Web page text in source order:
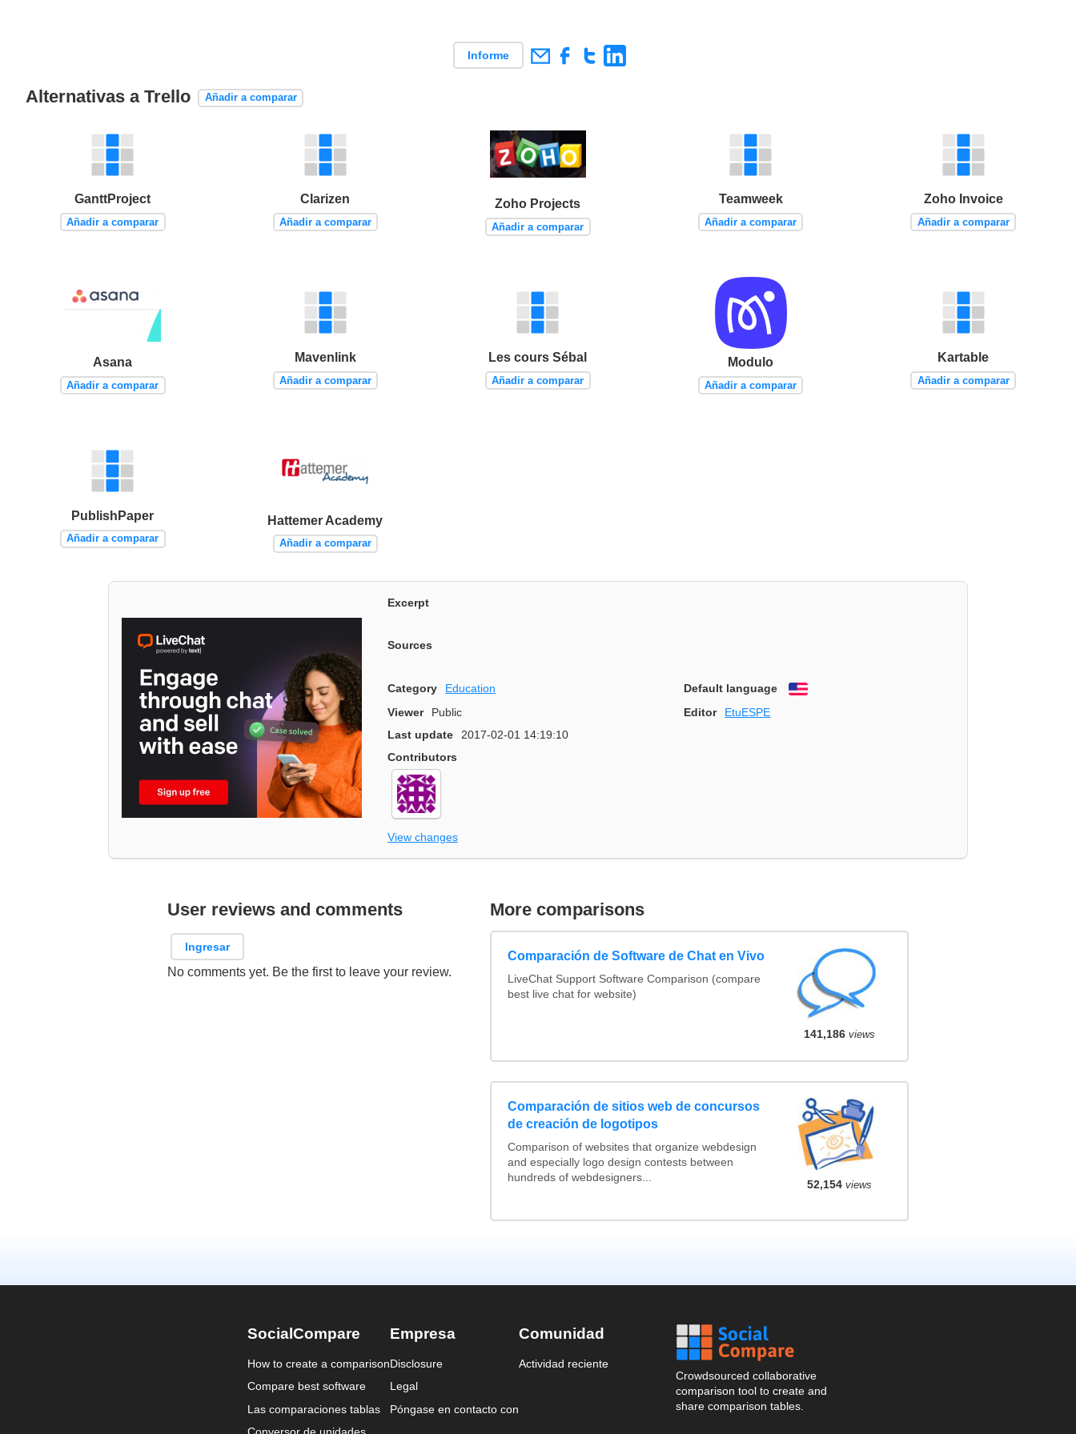
Informe
Alternativas a Trello Añadir a comparar
GanttProject
Añadir a comparar
Clarizen
Añadir a comparar
Zoho Projects
Añadir a comparar
Teamweek
Añadir a comparar
Zoho Invoice
Añadir a comparar
Asana
Añadir a comparar
Mavenlink
Añadir a comparar
Les cours Sébal
Añadir a comparar
Modulo
Añadir a comparar
Kartable
Añadir a comparar
PublishPaper
Añadir a comparar
Hattemer Academy
Añadir a comparar
Excerpt
Sources
Category Education Default language
English
Viewer
Public Editor
EtuESPE
Last update
2017-02-01 14:19:10
Contributors
View changes
User reviews and comments
Ingresar
No comments yet. Be the first to leave your review.
More comparisons
Comparación de Software de Chat en Vivo
LiveChat Support Software Comparison (compare
best live chat for website)
141,186 views
Comparación de sitios web de concursos
de creación de logotipos
Comparison of websites that organize webdesign
and especially logo design contests between
hundreds of webdesigners...
52,154 views
SocialCompare
How to create a comparison
Compare best software
Las comparaciones tablas
Empresa
Disclosure
Legal
Póngase en contacto con
Comunidad
Actividad reciente
Crowdsourced collaborative
comparison tool to create and
share comparison tables.